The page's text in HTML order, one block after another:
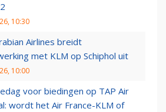
10:30
Airlines breidt
met KLM op Schiphol uit
10:00
voor biedingen op TAP Air
wordt het Air France-KLM of